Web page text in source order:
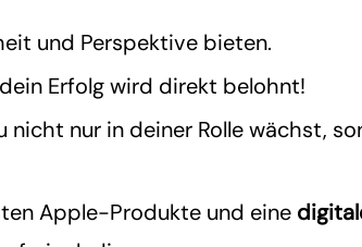
und Perspektive bieten.
Erfolg wird direkt belohnt!
nicht nur in deiner Rolle wächst,
Apple-Produkte und eine